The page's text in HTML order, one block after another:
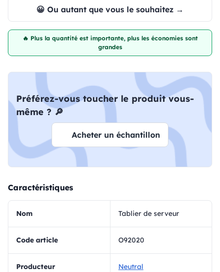
😀 Ou autant que vous le souhaitez →
🔥 Plus la quantité est importante, plus les économies sont
grandes
Préférez-vous toucher le produit vous-
même ? 🔎
Acheter un échantillon
Caractéristiques
Nom Tablier de serveur
Code article O92020
Producteur Neutral